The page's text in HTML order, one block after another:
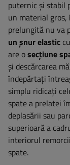
puternic și stabil
un material gros,
prelungită nu va
un șnur elastic
are osecțiune
și descărcarea
îndepărtați
simplu ridicați
spate a prelatei
deplasării sau
superioară a
interiorul
spate.